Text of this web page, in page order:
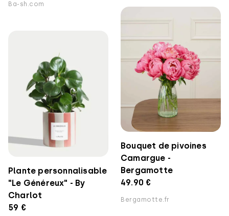
Ba-sh.com
Bouquet de pivoines
Camargue -
Bergamotte
49.90 €
Bergamotte.fr
Plante personnalisable
"Le Généreux" - By
Charlot
59 €